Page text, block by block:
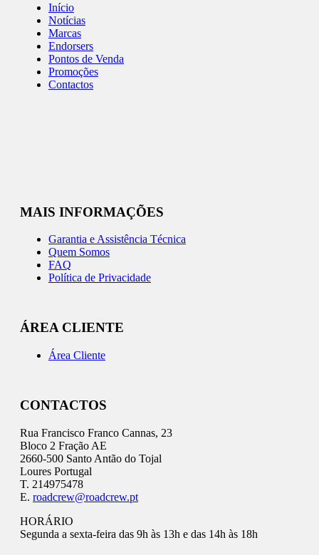
Início
Notícias
Marcas
Endorsers
Pontos de Venda
Promoções
Contactos
MAIS INFORMAÇÕES
Garantia e Assistência Técnica
Quem Somos
FAQ
Política de Privacidade
ÁREA CLIENTE
Área Cliente
CONTACTOS
Rua Francisco Franco Cannas, 23
Bloco 2 Fração AE
2660-500 Santo Antão do Tojal
Loures Portugal
T. 214975478
E. roadcrew@roadcrew.pt
HORÁRIO
Segunda a sexta-feira das 9h às 13h e das 14h às 18h